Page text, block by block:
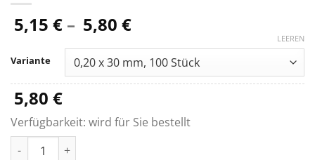
5,15 € – 5,80 €Preisspanne:
bis
5,80 €
Variante
LEEREN
5,80 €
Verfügbarkeit: wird für Sie bestellt